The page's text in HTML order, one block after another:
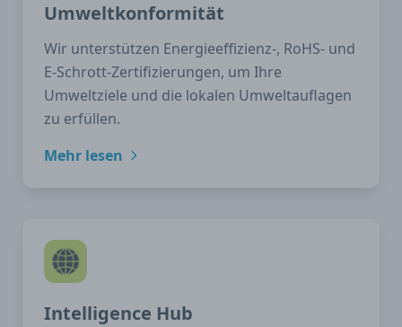
Umweltkonformität
Wir unterstützen Energieeffizienz-, RoHS- und
E-Schrott-Zertifizierungen, um Ihre
Umweltziele und die lokalen Umweltauflagen
zu erfüllen.
Mehr lesen
Intelligence Hub